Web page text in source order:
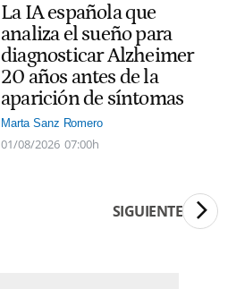
La IA española que
analiza el sueño para
diagnosticar Alzheimer
20 años antes de la
aparición de síntomas
Marta Sanz Romero
01/08/2026 07:00h
SIGUIENTE